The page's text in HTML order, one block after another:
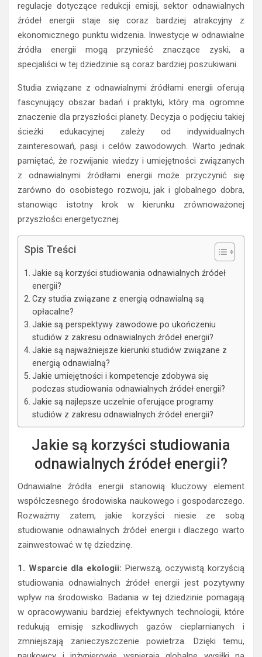
regulacje dotyczące redukcji emisji, sektor odnawialnych
źródeł energii staje się coraz bardziej atrakcyjny z
ekonomicznego punktu widzenia. Inwestycje w odnawialne
źródła energii mogą przynieść znaczące zyski, a
specjaliści w tej dziedzinie są coraz bardziej poszukiwani.
Studia związane z odnawialnymi źródłami energii oferują
fascynujący obszar badań i praktyki, który ma ogromne
znaczenie dla przyszłości planety. Decyzja o podjęciu takiej
ścieżki edukacyjnej zależy od indywidualnych
zainteresowań, pasji i celów zawodowych. Warto jednak
pamiętać, że rozwijanie wiedzy i umiejętności związanych
z odnawialnymi źródłami energii może przyczynić się
zarówno do osobistego rozwoju, jak i globalnego dobra,
stanowiąc istotny krok w kierunku zrównoważonej
przyszłości energetycznej.
Spis Treści
Jakie są korzyści studiowania odnawialnych źródeł
energii?
Czy studia związane z energią odnawialną są
opłacalne?
Jakie są perspektywy zawodowe po ukończeniu
studiów z zakresu odnawialnych źródeł energii?
Jakie są najważniejsze kierunki studiów związane z
energią odnawialną?
Jakie umiejętności i kompetencje zdobywa się
podczas studiowania odnawialnych źródeł energii?
Jakie są najlepsze uczelnie oferujące programy
studiów z zakresu odnawialnych źródeł energii?
Jakie są korzyści studiowania
odnawialnych źródeł energii?
Odnawialne źródła energii stanowią kluczowy element
współczesnego środowiska naukowego i gospodarczego.
Rozważmy zatem, jakie korzyści niesie ze sobą
studiowanie odnawialnych źródeł energii i dlaczego warto
zainwestować w tę dziedzinę.
1. Wsparcie dla ekologii: Pierwszą, oczywistą korzyścią
studiowania odnawialnych źródeł energii jest pozytywny
wpływ na środowisko. Badania w tej dziedzinie pomagają
w opracowywaniu bardziej efektywnych technologii, które
redukują emisję szkodliwych gazów cieplarnianych i
zmniejszają zanieczyszczenie powietrza. Dzięki temu,